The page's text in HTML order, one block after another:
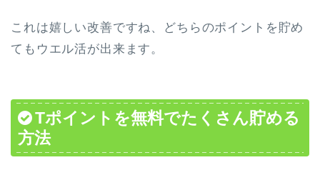
これは嬉しい改善ですね、どちらのポイントを貯め
てもウエル活が出来ます。
Tポイントを無料でたくさん貯める
方法